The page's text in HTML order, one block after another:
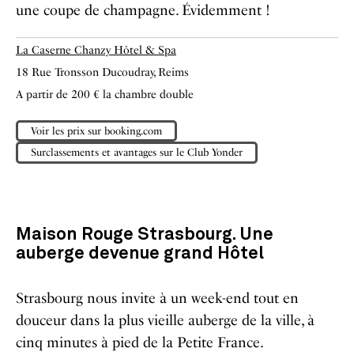
une coupe de champagne. Évidemment !
La Caserne Chanzy Hôtel & Spa
18 Rue Tronsson Ducoudray, Reims
A partir de 200 € la chambre double
Voir les prix sur booking.com
Surclassements et avantages sur le Club Yonder
Maison Rouge Strasbourg. Une
auberge devenue grand Hôtel
Strasbourg nous invite à un week-end tout en
douceur dans la plus vieille auberge de la ville, à
cinq minutes à pied de la Petite France.